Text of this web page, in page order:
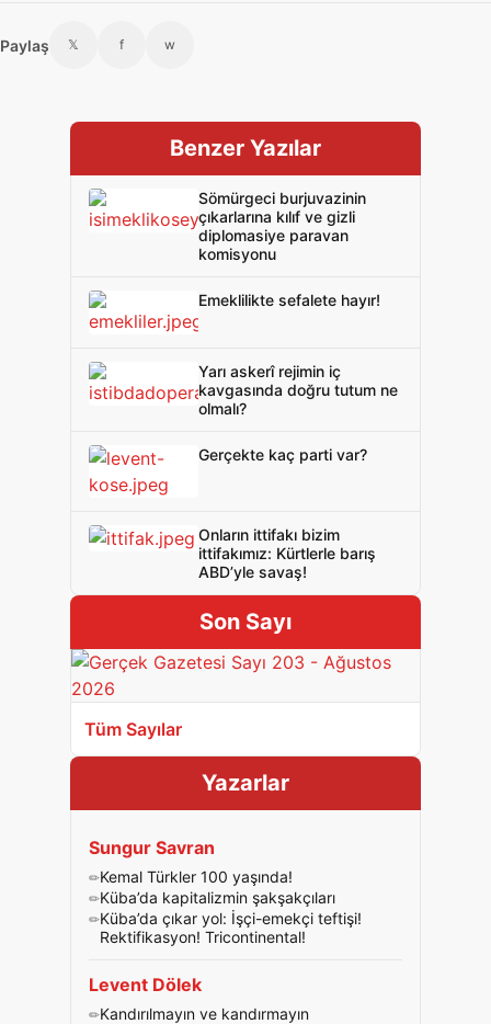
Paylaş 𝕏 f w
Benzer Yazılar
Sömürgeci burjuvazinin
çıkarlarına kılıf ve gizli
diplomasiye paravan
komisyonu
Emeklilikte sefalete hayır!
Yarı askerî rejimin iç
kavgasında doğru tutum ne
olmalı?
Gerçekte kaç parti var?
Onların ittifakı bizim
ittifakımız: Kürtlerle barış
ABD’yle savaş!
Son Sayı
Tüm Sayılar
Yazarlar
Sungur Savran
Kemal Türkler 100 yaşında!
Küba’da kapitalizmin şakşakçıları
Küba’da çıkar yol: İşçi-emekçi teftişi!
Rektifikasyon! Tricontinental!
Levent Dölek
Kandırılmayın ve kandırmayın